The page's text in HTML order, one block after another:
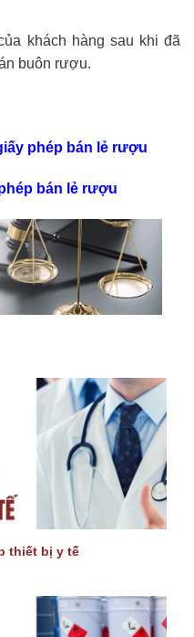
khách hàng sau khi đã
buôn rượu.
phép bán lẻ rượu
bán lẻ rượu
thiết bị y tế